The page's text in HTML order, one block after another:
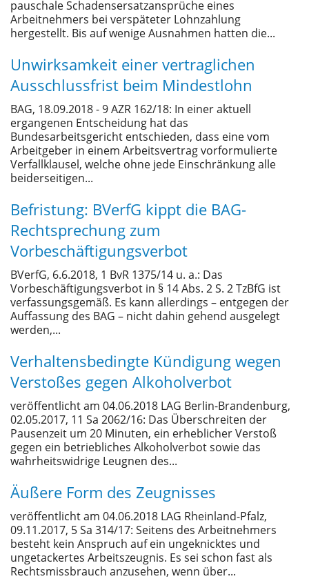
pauschale Schadensersatzansprüche eines
Arbeitnehmers bei verspäteter Lohnzahlung
hergestellt. Bis auf wenige Ausnahmen hatten die...
Unwirksamkeit einer vertraglichen
Ausschlussfrist beim Mindestlohn
BAG, 18.09.2018 - 9 AZR 162/18: In einer aktuell
ergangenen Entscheidung hat das
Bundesarbeitsgericht entschieden, dass eine vom
Arbeitgeber in einem Arbeitsvertrag vorformulierte
Verfallklausel, welche ohne jede Einschränkung alle
beiderseitigen...
Befristung: BVerfG kippt die BAG-
Rechtsprechung zum
Vorbeschäftigungsverbot
BVerfG, 6.6.2018, 1 BvR 1375/14 u. a.: Das
Vorbeschäftigungsverbot in § 14 Abs. 2 S. 2 TzBfG ist
verfassungsgemäß. Es kann allerdings – entgegen der
Auffassung des BAG – nicht dahin gehend ausgelegt
werden,...
Verhaltensbedingte Kündigung wegen
Verstoßes gegen Alkoholverbot
veröffentlicht am 04.06.2018 LAG Berlin-Brandenburg,
02.05.2017, 11 Sa 2062/16: Das Überschreiten der
Pausenzeit um 20 Minuten, ein erheblicher Verstoß
gegen ein betriebliches Alkoholverbot sowie das
wahrheitswidrige Leugnen des...
Äußere Form des Zeugnisses
veröffentlicht am 04.06.2018 LAG Rheinland-Pfalz,
09.11.2017, 5 Sa 314/17: Seitens des Arbeitnehmers
besteht kein Anspruch auf ein ungeknicktes und
ungetackertes Arbeitszeugnis. Es sei schon fast als
Rechtsmissbrauch anzusehen, wenn über...